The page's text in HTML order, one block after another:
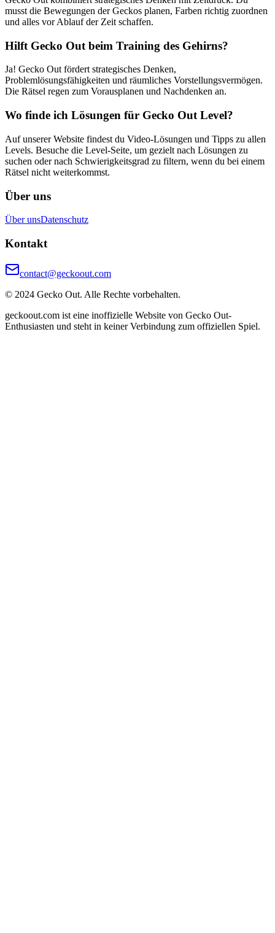
musst die Bewegungen der Geckos planen, Farben richtig zuordnen
und alles vor Ablauf der Zeit schaffen.
Hilft Gecko Out beim Training des Gehirns?
Ja! Gecko Out fördert strategisches Denken,
Problemlösungsfähigkeiten und räumliches Vorstellungsvermögen.
Die Rätsel regen zum Vorausplanen und Nachdenken an.
Wo finde ich Lösungen für Gecko Out Level?
Auf unserer Website findest du Video-Lösungen und Tipps zu allen
Levels. Besuche die Level-Seite, um gezielt nach Lösungen zu
suchen oder nach Schwierigkeitsgrad zu filtern, wenn du bei einem
Rätsel nicht weiterkommst.
Über uns
Über unsDatenschutz
Kontakt
contact@geckoout.com
© 2024 Gecko Out. Alle Rechte vorbehalten.
geckoout.com ist eine inoffizielle Website von Gecko Out-
Enthusiasten und steht in keiner Verbindung zum offiziellen Spiel.